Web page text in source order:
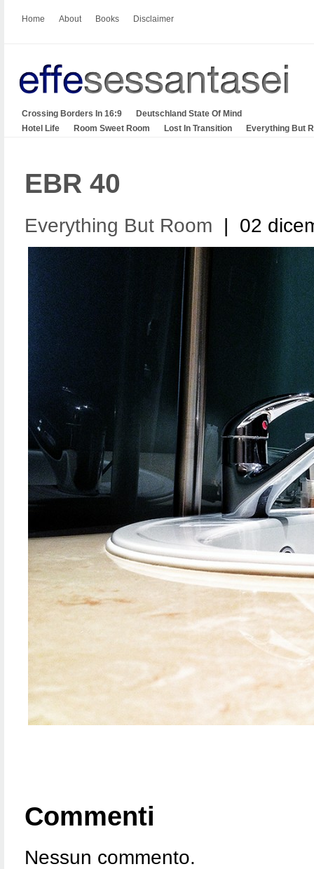
Home About Books Disclaimer
Crossing Borders In 16:9
Deutschland State Of Mind
Hotel Life
Room Sweet Room Lost In Transition Everything But
EBR 40
Everything But Room | 02
Commenti
Nessun commento.